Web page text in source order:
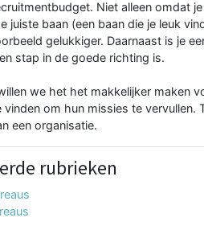
Niet alleen omdat
juiste baan (een baan die je leuk
gelukkiger. Daarnaast is je
stap in de goede richting is.
we het het makkelijker maken
vinden om hun missies te
een organisatie.
rubrieken